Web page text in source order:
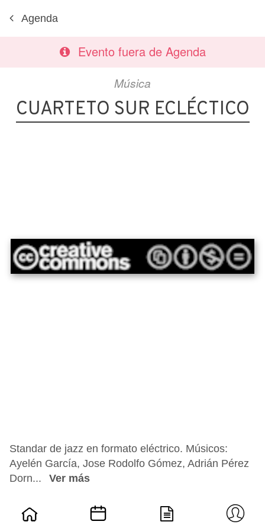
Agenda
Evento fuera de Agenda
Música
CUARTETO SUR ECLÉCTICO
Standar de jazz en formato eléctrico. Músicos:
Ayelén García, Jose Rodolfo Gómez, Adrián Pérez
Dorn...
Ver más